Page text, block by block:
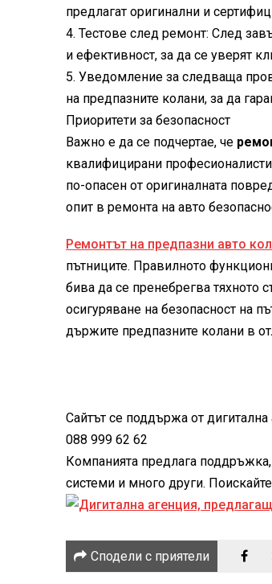
предлагат оригинални и
4. Тестове след ремонт: След
и ефективност, за да се уверят
5. Уведомление за следваща
на предпазните колани, за да
Приоритети за безопасност
Важно е да се подчертае, че
квалифицирани професионалисти
по-опасен от оригиналната
опит в ремонта на авто
Ремонтът на предпазни авто
пътниците. Правилното
бива да се пренебрегва тяхното
осигуряване на безопасност на
държите предпазните колани в
Сайтът се поддържа от
088 999 62 62
Компанията предлага поддръжка,
системи и много други.
Сподели с приятели